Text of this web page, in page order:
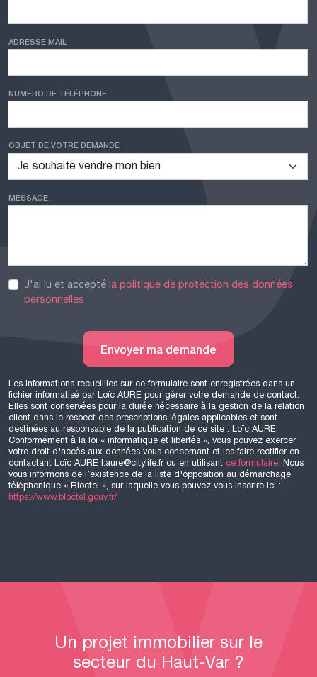
ADRESSE MAIL
NUMÉRO DE TÉLÉPHONE
OBJET DE VOTRE DEMANDE
MESSAGE
J'ai lu et acceptéla politique de protection des données
personnelles
Envoyer ma demande
Les informations recueillies sur ce formulaire sont enregistrées dans un
fichier informatisé par Loïc AURE pour gérer votre demande de contact.
Elles sont conservées pour la durée nécessaire à la gestion de la relation
client dans le respect des prescriptions légales applicables et sont
destinées au responsable de la publication de ce site : Loïc AURE.
Conformément à la loi « informatique et libertés », vous pouvez exercer
votre droit d'accès aux données vous concernant et les faire rectifier en
contactant Loïc AURE l.aure@citylife.fr ou en utilisant ce formulaire. Nous
vous informons de l’existence de la liste d'opposition au démarchage
téléphonique « Bloctel », sur laquelle vous pouvez vous inscrire ici :
https://www.bloctel.gouv.fr/
Un projet immobilier sur le
secteur du Haut-Var ?